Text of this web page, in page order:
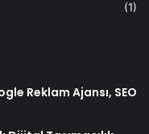
(1)
Reklam Ajansı, SEO